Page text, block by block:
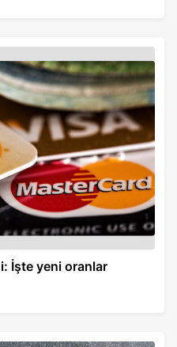
İşte yeni oranlar